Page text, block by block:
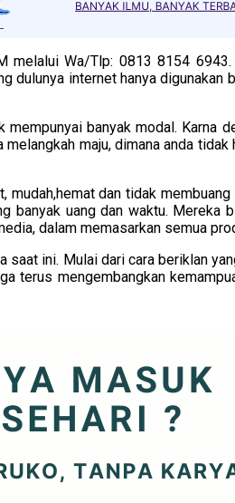
melalui Wa/Tlp: 0813 8154
dulunya internet hanya
banyak modal. Karna
maju, dimana anda
dan tidak
uang dan waktu. Mereka
dalam memasarkan semua
ini. Mulai dari cara beriklan
terus mengembangkan